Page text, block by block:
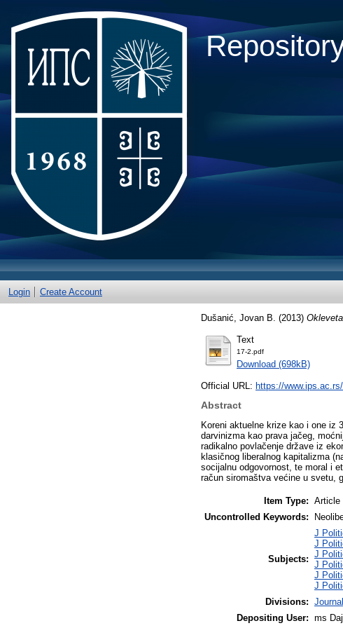
Login Create Account
Dušanić, Jovan B. (2013)
Text
17-2.pdf
Download (698kB)
Official URL: https://
Abstract
Koreni aktuelne krize kao i one iz
darvinizma kao prava jačeg,
radikalno povlačenje države iz
klasičnog liberalnog kapitalizma
socijalnu odgovornost, te moral i
račun siromaštva većine u svetu,
Item Type: Article
Uncontrolled Keywords:
Subjects:
J
J
J
J
J
J
Divisions:
Depositing User: ms